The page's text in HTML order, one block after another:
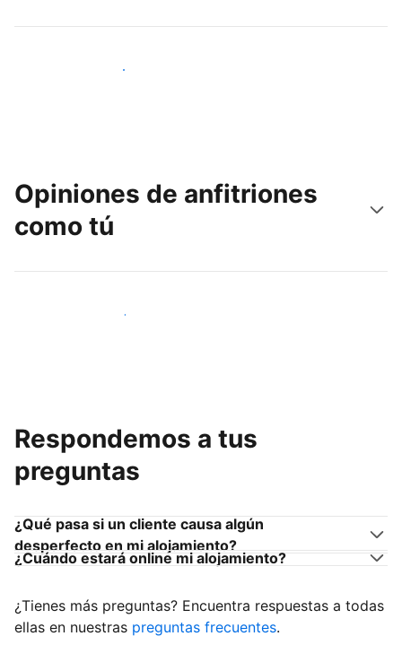
Llega a nuevos clientes hoy
Opiniones de anfitriones
como tú
Únete a anfitriones como tú
Respondemos a tus
preguntas
¿Qué pasa si un cliente causa algún
desperfecto en mi alojamiento?
¿Cuándo estará online mi alojamiento?
¿Tienes más preguntas? Encuentra respuestas a todas
ellas en nuestras preguntas frecuentes.